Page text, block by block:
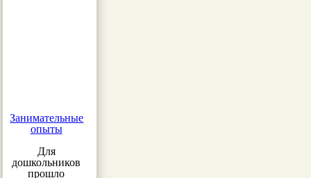
Занимательные
опыты
Для
дошкольников
прошло